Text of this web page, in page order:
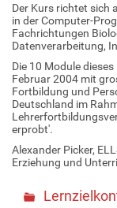
Der Kurs richtet sich
in der Computer-
Fachrichtungen
Datenverarbeitung,
Die 10 Module
Februar 2004 mit
Fortbildung und
Deutschland im
erprobt'.
Alexander Picker,
Erziehung und